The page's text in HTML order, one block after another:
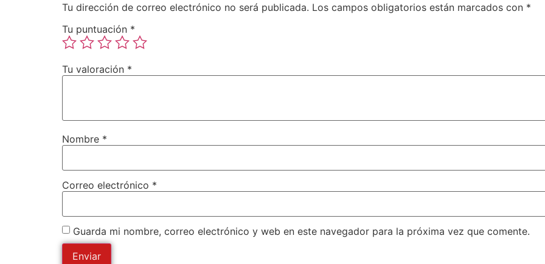
Tu dirección de correo electrónico no será publicada. Los campos obligatorios están marcados con *
Tu puntuación *
Tu valoración *
Nombre *
Correo electrónico *
Guarda mi nombre, correo electrónico y web en este navegador para la próxima vez que comente.